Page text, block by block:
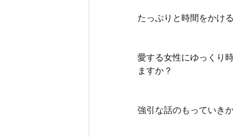
たっぷりと時間をかけ
愛する女性にゆっくり
ますか？
強引な話のもっていきか